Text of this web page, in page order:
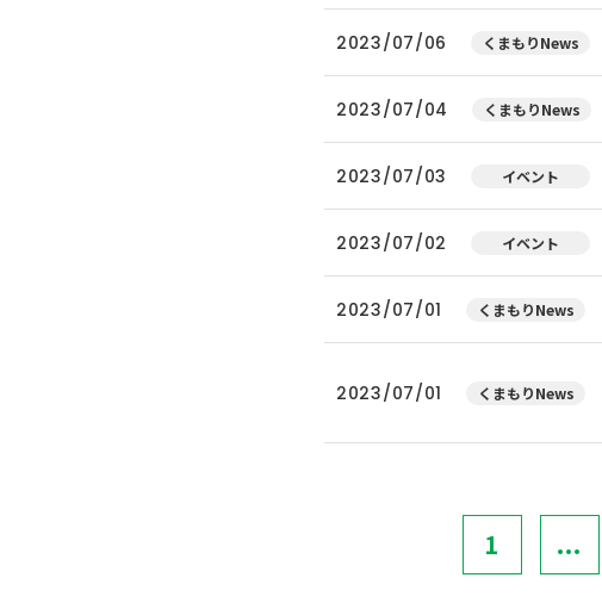
2023/07/06 くまもりNews
2023/07/04 くまもりNews
2023/07/03 イベント
2023/07/02 イベント
2023/07/01 くまもりNews
2023/07/01 くまもりNews
1 ...